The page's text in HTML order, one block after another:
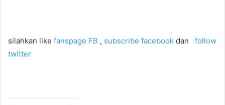
silahkan like fanspage FB , subscribe facebook dan
follow
twitter